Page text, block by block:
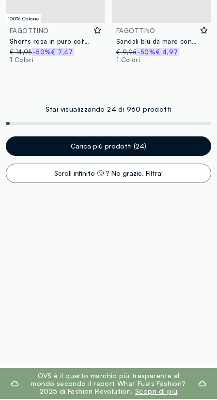
100% Cotone
FAGOTTINO
Shorts rosa in puro cotone con ricamo traforato
€ 14,95-50%€ 7,47
1 Colori
FAGOTTINO
Sandali blu da mare con motivo barchetta
€ 9,95-50%€ 4,97
1 Colori
Stai visualizzando 24 di 960 prodotti
Carica più prodotti (24)
Scroll infinito 🙄 ? No grazie. Filtra!
footer.ariatitleOVS è il quarto marchio più trasparente al
mondo secondo il report What Fuels Fashion?
2025 di Fashion Revolution. Scopri di più